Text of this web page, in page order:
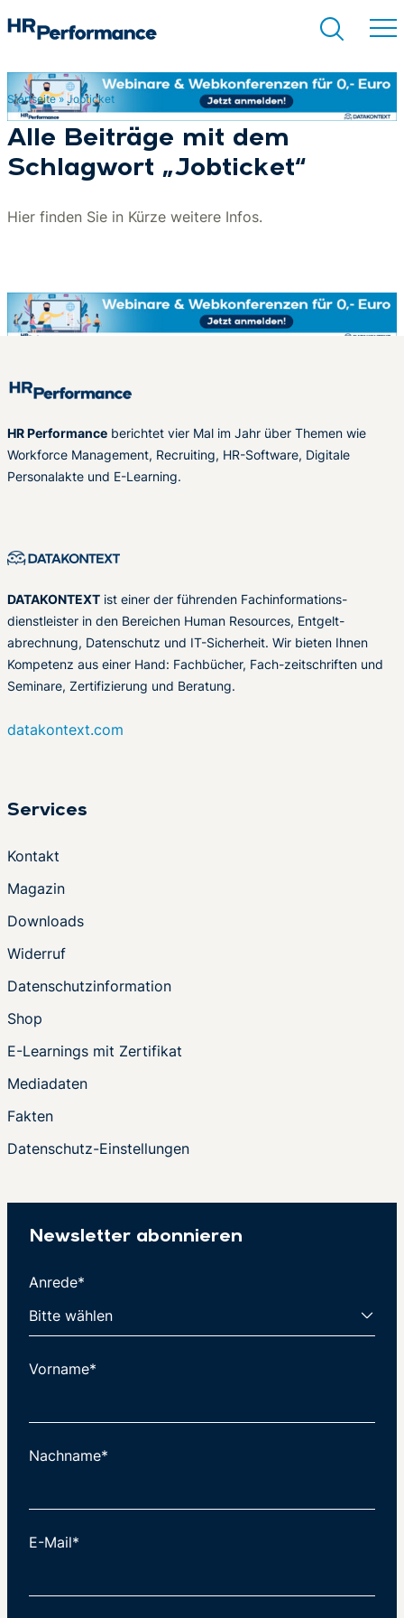
Suchen
Startseite» Jobticket
Alle Beiträge mit dem
Schlagwort „Jobticket“
Hier finden Sie in Kürze weitere Infos.
HR Performance berichtet vier Mal im Jahr über Themen wie
Workforce Management, Recruiting, HR-Software, Digitale
Personalakte und E-Learning.
DATAKONTEXT ist einer der führenden Fachinformations-
dienstleister in den Bereichen Human Resources, Entgelt-
abrechnung, Datenschutz und IT-Sicherheit. Wir bieten Ihnen
Kompetenz aus einer Hand: Fachbücher, Fach-zeitschriften und
Seminare, Zertifizierung und Beratung.
datakontext.com
Services
Kontakt
Magazin
Downloads
Widerruf
Datenschutzinformation
Shop
E-Learnings mit Zertifikat
Mediadaten
Fakten
Datenschutz-Einstellungen
Newsletter abonnieren
Anrede*
Vorname*
Nachname*
E-Mail*